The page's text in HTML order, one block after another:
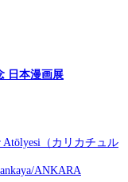
日本漫画展
（カリカチュル
ANKARA